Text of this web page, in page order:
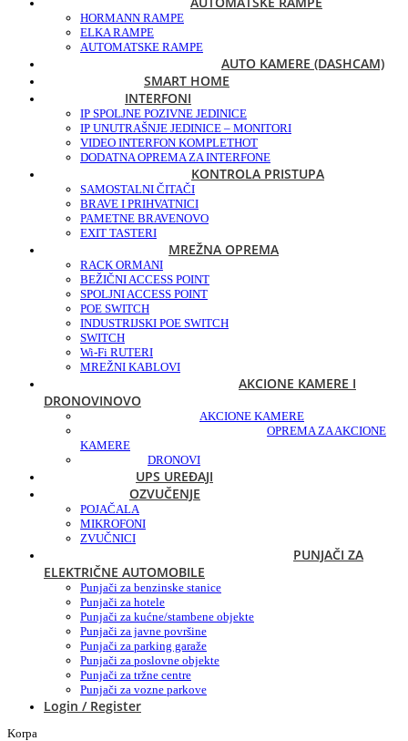
HORMANN RAMPE
ELKA RAMPE
AUTOMATSKE RAMPE
AUTO KAMERE (DASHCAM)
SMART HOME
INTERFONI
IP SPOLJNE POZIVNE JEDINICE
IP UNUTRAŠNJE JEDINICE – MONITORI
VIDEO INTERFON KOMPLETHOT
DODATNA OPREMA ZA INTERFONE
KONTROLA PRISTUPA
SAMOSTALNI ČITAČI
BRAVE I PRIHVATNICI
PAMETNE BRAVENOVO
EXIT TASTERI
MREŽNA OPREMA
RACK ORMANI
BEŽIČNI ACCESS POINT
SPOLJNI ACCESS POINT
POE SWITCH
INDUSTRIJSKI POE SWITCH
SWITCH
Wi-Fi RUTERI
MREŽNI KABLOVI
AKCIONE KAMERE I
DRONOVINOVO
AKCIONE KAMERE
OPREMA ZA AKCIONE
KAMERE
DRONOVI
UPS UREĐAJI
OZVUČENJE
POJAČALA
MIKROFONI
ZVUČNICI
PUNJAČI ZA
ELEKTRIČNE AUTOMOBILE
Punjači za benzinske stanice
Punjači za hotele
Punjači za kućne/stambene objekte
Punjači za javne površine
Punjači za parking garaže
Punjači za poslovne objekte
Punjači za tržne centre
Punjači za vozne parkove
Login / Register
Korpa